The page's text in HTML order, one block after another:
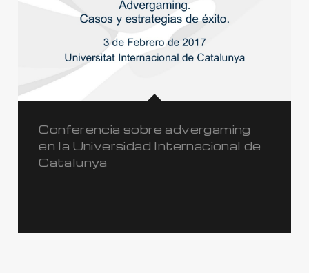
Conferencia sobre advergaming
en la Universidad Internacional de
Catalunya